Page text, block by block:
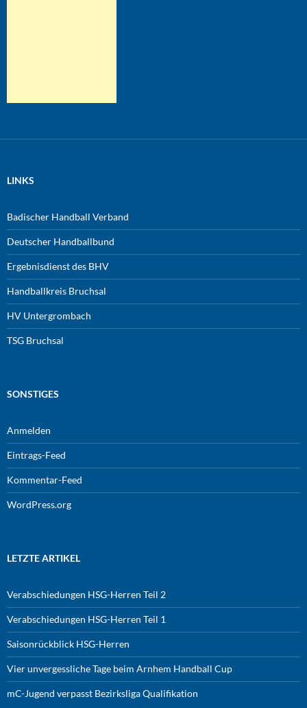
LINKS
Badischer Handball Verband
Deutscher Handballbund
Ergebnisdienst des BHV
Handballkreis Bruchsal
HV Untergrombach
TSG Bruchsal
SONSTIGES
Anmelden
Eintrags-Feed
Kommentar-Feed
WordPress.org
LETZTE ARTIKEL
Verabschiedungen HSG-Herren Teil 2
Verabschiedungen HSG-Herren Teil 1
Saisonrückblick HSG-Herren
Vier unvergessliche Tage beim Arnhem Handball Cup
mC-Jugend verpasst Bezirksliga Qualifikation